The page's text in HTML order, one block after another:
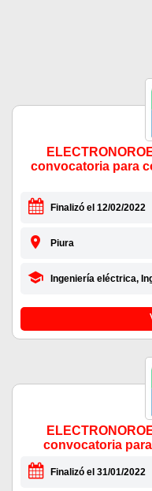
convocatoria para
Finalizó el 12/02/2022
Piura
Ingeniería eléctrica,
convocatoria
Finalizó el 31/01/2022